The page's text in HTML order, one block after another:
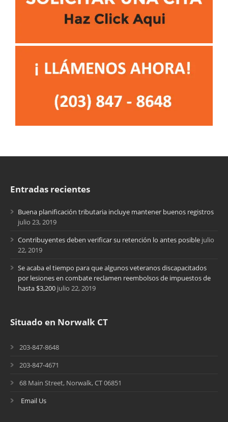
Entradas recientes
Buena planificación tributaria incluye mantener buenos registros
julio 23, 2019
Contribuyentes deben verificar su retención lo antes posible julio
22, 2019
Se acaba el tiempo para que algunos veteranos discapacitados
por lesiones en combate reclamen reembolsos de impuestos de
hasta $3,200 julio 22, 2019
Situado en Norwalk CT
203-847-8648
203-847-4671
68 Main Street, Norwalk, CT 06851
Email Us